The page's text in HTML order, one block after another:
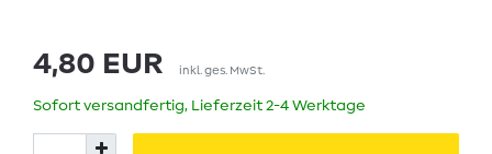
4,80 EUR inkl. ges. MwSt.
Sofort versandfertig, Lieferzeit 2-4 Werktage